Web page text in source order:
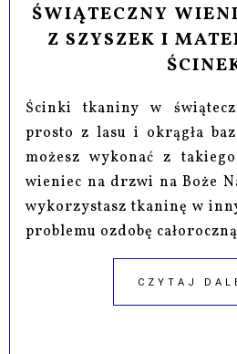
ŚWIĄTECZNY
Z SZYSZEK I
Ścinki tkaniny w
prosto z lasu i okrągła
możesz wykonać z
wieniec na drzwi na Boże
wykorzystasz tkaninę w
problemu ozdobę
CZYTAJ